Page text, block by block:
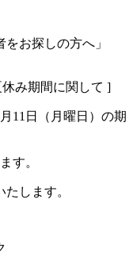
お探しの方へ」
み期間に関して ]
11日（月曜日）の期
す。
します。